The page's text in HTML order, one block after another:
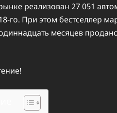
реализован 27 051
го. При этом бестселлер
одиннадцать месяцев